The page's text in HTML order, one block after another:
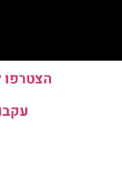
הצטרפו